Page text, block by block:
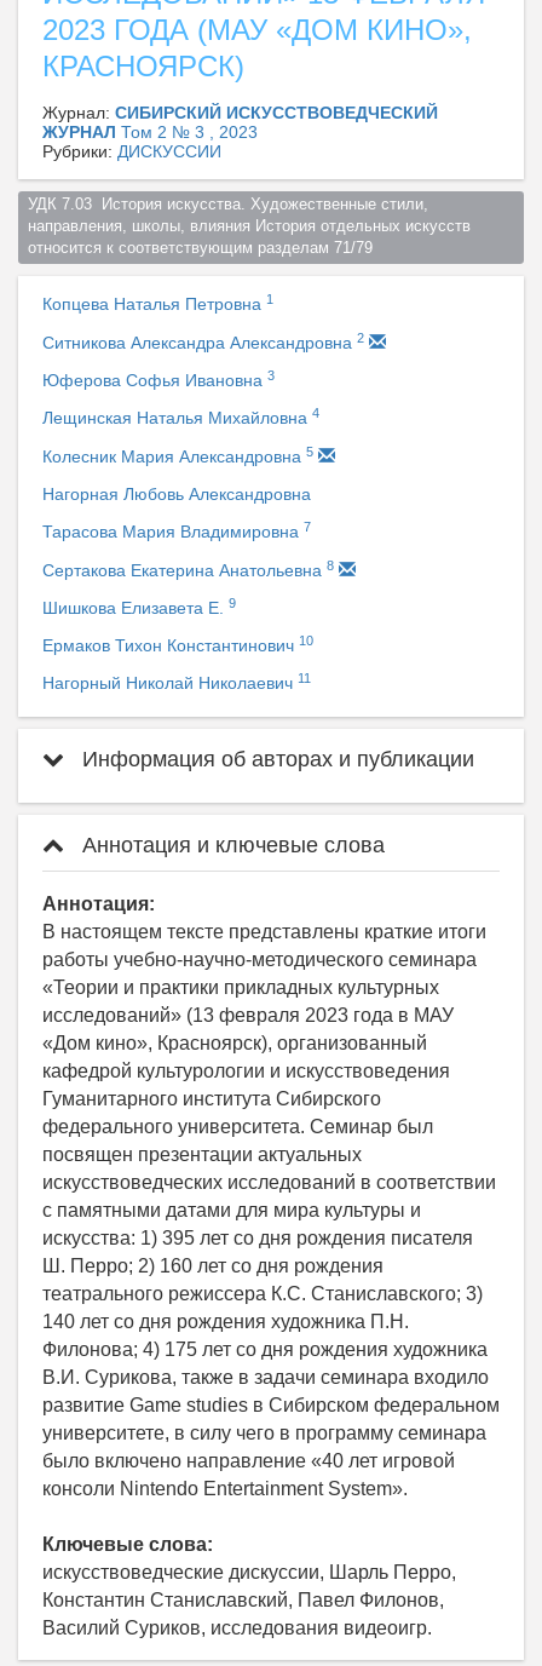
2023 ГОДА (МАУ «ДОМ КИНО»,
КРАСНОЯРСК)
Журнал: СИБИРСКИЙ ИСКУССТВОВЕДЧЕСКИЙ
ЖУРНАЛ Том 2 № 3 , 2023
Рубрики: ДИСКУССИИ
УДК 7.03  История искусства. Художественные стили,
направления, школы, влияния История отдельных искусств
относится к соответствующим разделам 71/79
Копцева Наталья Петровна 1
Ситникова Александра Александровна 2
Юферова Софья Ивановна 3
Лещинская Наталья Михайловна 4
Колесник Мария Александровна 5
Нагорная Любовь Александровна
Тарасова Мария Владимировна 7
Сертакова Екатерина Анатольевна 8
Шишкова Елизавета Е. 9
Ермаков Тихон Константинович 10
Нагорный Николай Николаевич 11
Информация об авторах и публикации
Аннотация и ключевые слова
Аннотация:
В настоящем тексте представлены краткие итоги
работы учебно-научно-методического семинара
«Теории и практики прикладных культурных
исследований» (13 февраля 2023 года в МАУ
«Дом кино», Красноярск), организованный
кафедрой культурологии и искусствоведения
Гуманитарного института Сибирского
федерального университета. Семинар был
посвящен презентации актуальных
искусствоведческих исследований в соответствии
с памятными датами для мира культуры и
искусства: 1) 395 лет со дня рождения писателя
Ш. Перро; 2) 160 лет со дня рождения
театрального режиссера К.С. Станиславского; 3)
140 лет со дня рождения художника П.Н.
Филонова; 4) 175 лет со дня рождения художника
В.И. Сурикова, также в задачи семинара входило
развитие Game studies в Сибирском федеральном
университете, в силу чего в программу семинара
было включено направление «40 лет игровой
консоли Nintendo Entertainment System».
Ключевые слова:
искусствоведческие дискуссии, Шарль Перро,
Константин Станиславский, Павел Филонов,
Василий Суриков, исследования видеоигр.